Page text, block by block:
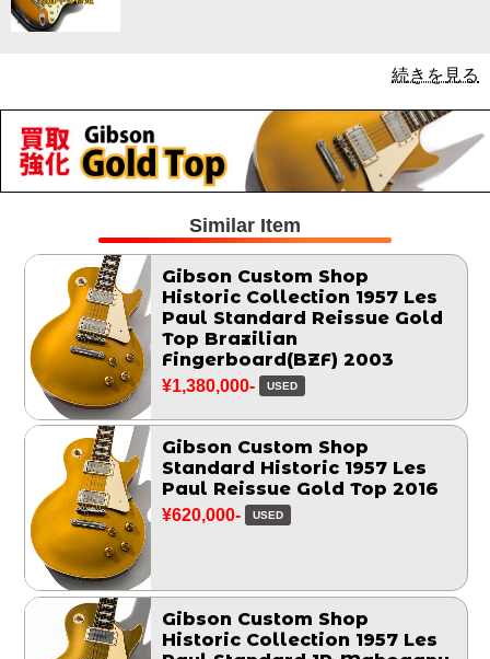
続きを見る
Similar Item
Gibson Custom Shop
Historic Collection 1957 Les
Paul Standard Reissue Gold
Top Brazilian
Fingerboard(BZF) 2003
¥1,380,000- USED
Gibson Custom Shop
Standard Historic 1957 Les
Paul Reissue Gold Top 2016
¥620,000- USED
Gibson Custom Shop
Historic Collection 1957 Les